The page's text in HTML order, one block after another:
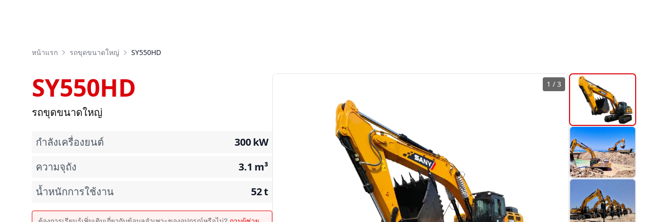
หน้าแรก รถขุดขนาดใหญ่ SY550HD
SY550HD
รถขุดขนาดใหญ่
กำลังเครื่องยนต์ 300kW
ความจุถัง
3.1 m³
น้ำหนักการใช้งาน
52t
1 / 3